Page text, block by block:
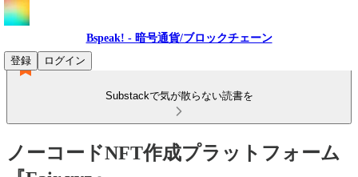
Bspeak! - 暗号通貨/ブロックチェーン
登録
ログイン
Substackで気が散らない読書を
ノーコードNFT作成プラットフォーム